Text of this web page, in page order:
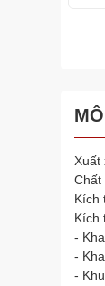
Xuất
Chất
Kích
Kích
-
-
-